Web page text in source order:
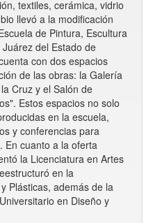
textiles, cerámica, vidrio
llevó a la modificación
de Pintura, Escultura
del Estado de
con dos espacios
de las obras: la Galería
Cruz y el Salón de
Estos espacios no solo
en la escuela,
y conferencias para
En cuanto a la oferta
la Licenciatura en Artes
en la
Plásticas, además de la
en Diseño y